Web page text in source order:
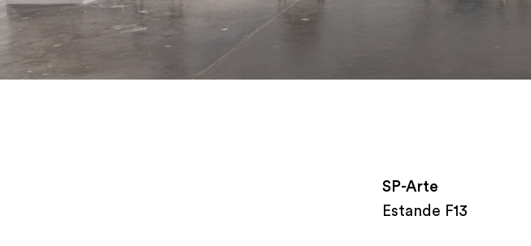
SP-Arte
Estande F13